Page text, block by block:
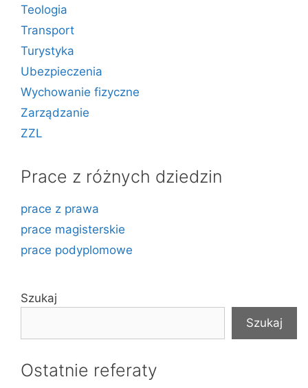
Teologia
Transport
Turystyka
Ubezpieczenia
Wychowanie fizyczne
Zarządzanie
ZZL
Prace z różnych dziedzin
prace z prawa
prace magisterskie
prace podyplomowe
Szukaj
Szukaj
Ostatnie referaty